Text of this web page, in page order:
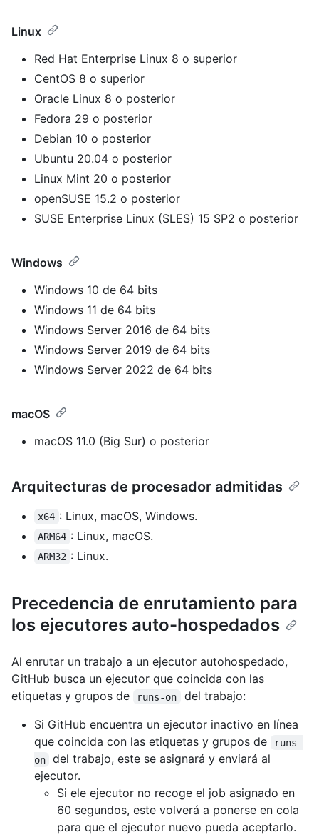
Linux
Red Hat Enterprise Linux 8 o superior
CentOS 8 o superior
Oracle Linux 8 o posterior
Fedora 29 o posterior
Debian 10 o posterior
Ubuntu 20.04 o posterior
Linux Mint 20 o posterior
openSUSE 15.2 o posterior
SUSE Enterprise Linux (SLES) 15 SP2 o posterior
Windows
Windows 10 de 64 bits
Windows 11 de 64 bits
Windows Server 2016 de 64 bits
Windows Server 2019 de 64 bits
Windows Server 2022 de 64 bits
macOS
macOS 11.0 (Big Sur) o posterior
Arquitecturas de procesador admitidas
x64 : Linux, macOS, Windows.
ARM64 : Linux, macOS.
ARM32 : Linux.
Precedencia de enrutamiento para
los ejecutores auto-hospedados
Al enrutar un trabajo a un ejecutor autohospedado,
GitHub busca un ejecutor que coincida con las
etiquetas y grupos de
runs-on
del trabajo:
Si GitHub encuentra un ejecutor inactivo en línea
que coincida con las etiquetas y grupos de
runs-
on
del trabajo, este se asignará y enviará al
ejecutor.
Si ele ejecutor no recoge el job asignado en
60 segundos, este volverá a ponerse en cola
para que el ejecutor nuevo pueda aceptarlo.